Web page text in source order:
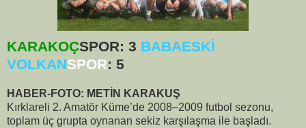
KARAKOÇSPOR: 3 BABAESKİ
VOLKANSPOR: 5
HABER-FOTO: METİN KARAKUŞ
Kırklareli 2. Amatör Küme’de 2008–2009 futbol sezonu,
toplam üç grupta oynanan sekiz karşılaşma ile başladı.